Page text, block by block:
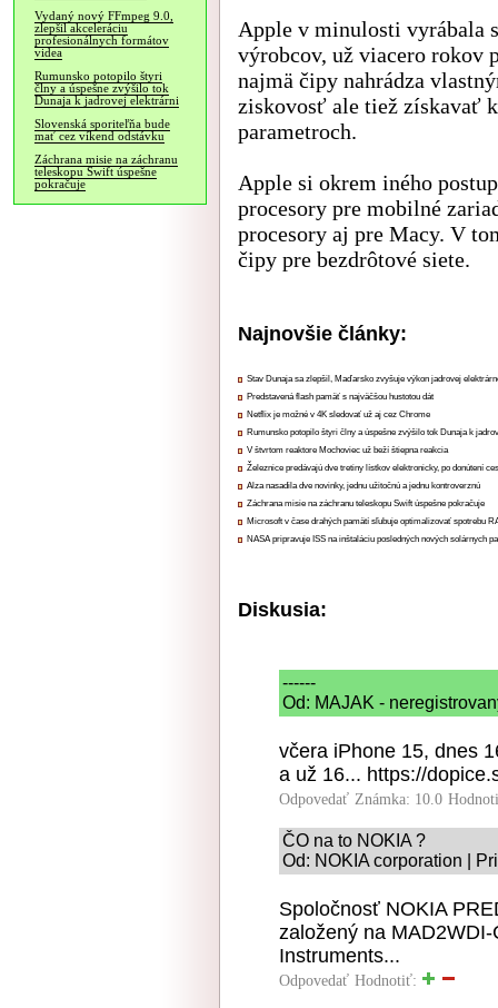
Vydaný nový FFmpeg 9.0,
zlepšil akceleráciu
profesionálnych formátov
videa
Rumunsko potopilo štyri
člny a úspešne zvýšilo tok
Dunaja k jadrovej elektrárni
Slovenská sporiteľňa bude
mať cez víkend odstávku
Záchrana misie na záchranu
teleskopu Swift úspešne
pokračuje
Apple v minulosti vyrábala
výrobcov, už viacero rokov
najmä čipy nahrádza
ziskovosť ale tiež získavať
parametroch.
Apple si okrem iného
procesory pre mobilné
procesory aj pre Macy. V
čipy pre bezdrôtové siete.
Najnovšie články:
Stav Dunaja sa zlepšil, Maďarsko zvyšuje výkon jadrovej
Predstavená flash pamäť s najväčšou hustotou dát
Netflix je možné v 4K sledovať už aj cez Chrome
Rumunsko potopilo štyri člny a úspešne zvýšilo tok Dunaja k
V štvrtom reaktore Mochoviec už beží štiepna reakcia
Železnice predávajú dve tretiny lístkov elektronicky, po donútení
Alza nasadila dve novinky, jednu užitočnú a jednu kontroverznú
Záchrana misie na záchranu teleskopu Swift úspešne pokračuje
Microsoft v čase drahých pamätí sľubuje optimalizovať spotrebu
NASA pripravuje ISS na inštaláciu posledných nových solárnych
Diskusia:
------
Od: MAJAK -
včera iPhone 15, dnes
a už 16... https://
Odpovedať Známka: 10.0
ČO na to NOKIA ?
Od: NOKIA corporation |
Spoločnosť NOKIA
založený na
Instruments...
Odpovedať Hodnotiť: